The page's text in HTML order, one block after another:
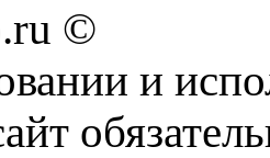
©
и